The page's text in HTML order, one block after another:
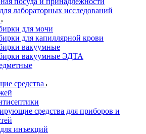
лабораторных исследований
для мочи
для капиллярной крови
вакуумные
вакуумные ЭДТА
средства
средства для приборов и
инъекций